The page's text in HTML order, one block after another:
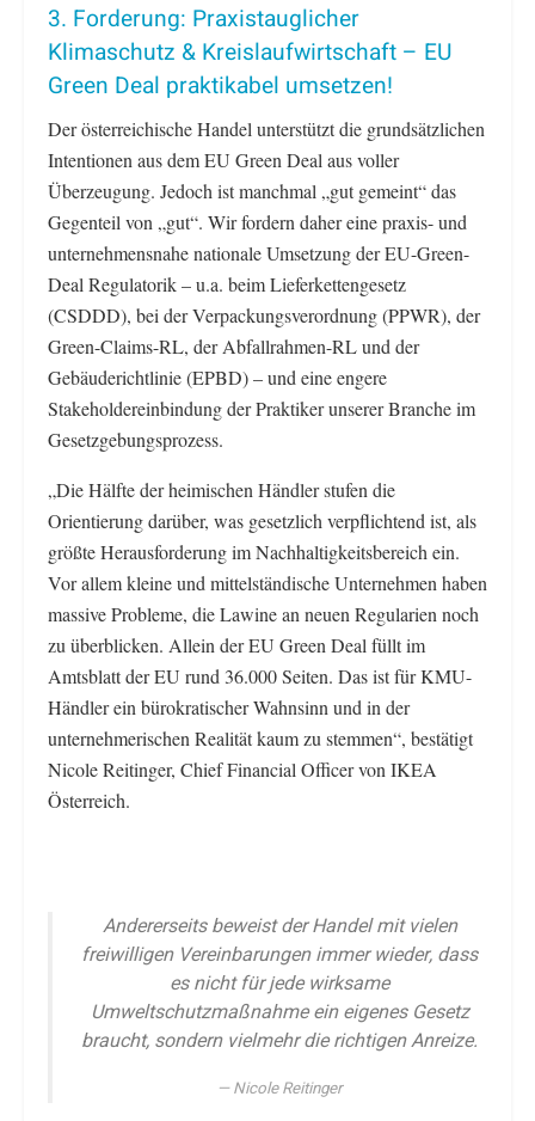
3. Forderung: Praxistauglicher
Klimaschutz & Kreislaufwirtschaft – EU
Green Deal praktikabel umsetzen!
Der österreichische Handel unterstützt die grundsätzlichen
Intentionen aus dem EU Green Deal aus voller
Überzeugung. Jedoch ist manchmal „gut gemeint“ das
Gegenteil von „gut“. Wir fordern daher eine praxis- und
unternehmensnahe nationale Umsetzung der EU-Green-
Deal Regulatorik – u.a. beim Lieferkettengesetz
(CSDDD), bei der Verpackungsverordnung (PPWR), der
Green-Claims-RL, der Abfallrahmen-RL und der
Gebäuderichtlinie (EPBD) – und eine engere
Stakeholdereinbindung der Praktiker unserer Branche im
Gesetzgebungsprozess.
„Die Hälfte der heimischen Händler stufen die
Orientierung darüber, was gesetzlich verpflichtend ist, als
größte Herausforderung im Nachhaltigkeitsbereich ein.
Vor allem kleine und mittelständische Unternehmen haben
massive Probleme, die Lawine an neuen Regularien noch
zu überblicken. Allein der EU Green Deal füllt im
Amtsblatt der EU rund 36.000 Seiten. Das ist für KMU-
Händler ein bürokratischer Wahnsinn und in der
unternehmerischen Realität kaum zu stemmen“, bestätigt
Nicole Reitinger, Chief Financial Officer von IKEA
Österreich.
Andererseits beweist der Handel mit vielen
freiwilligen Vereinbarungen immer wieder, dass
es nicht für jede wirksame
Umweltschutzmaßnahme ein eigenes Gesetz
braucht, sondern vielmehr die richtigen Anreize.
Nicole Reitinger